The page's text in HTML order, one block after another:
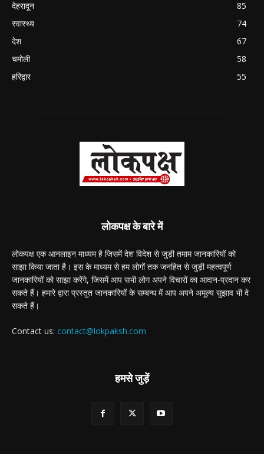
देहरादून
85
स्वास्थ्य
74
देश
67
चमोली
58
हरिद्वार
55
लोकपक्ष के बारे में
लोकपक्ष एक आनलाइन माध्यम है जिसमें देश विदेश से जुड़ी तमाम जानकारियों को
साझा किया जाता है। इस के माध्यम से हम लोगों तक जनहित से जुड़ी महत्वपूर्ण
जानकारियों को साझा करेंगे, जिसमें आप सभी लोग अपने विचारों का आदान-प्रदान कर
सकते हैं। हमारे द्वारा प्रस्तुत जानकारियों के सम्बन्ध में आप अपने अमूल्य सुझाव भी दे
सकते हैं।
Contact us: contact@lokpaksh.com
हमसे जुड़ें